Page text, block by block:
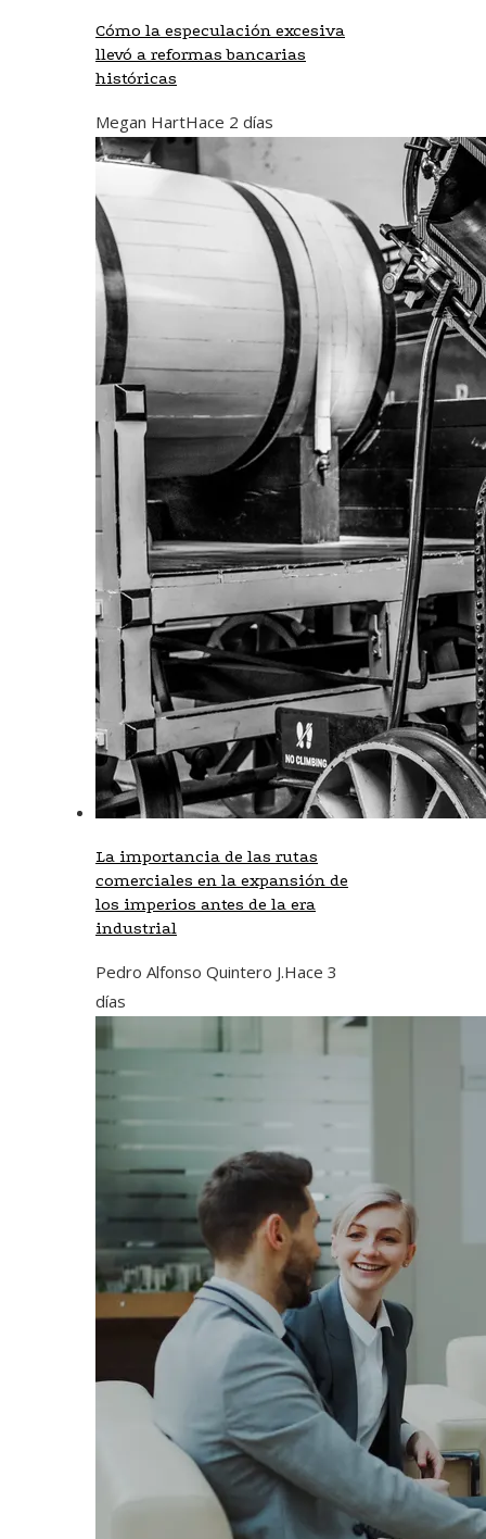
Cómo la especulación excesiva
llevó a reformas bancarias
históricas
Megan HartHace 2 días
La importancia de las rutas
comerciales en la expansión de
los imperios antes de la era
industrial
Pedro Alfonso Quintero J.Hace 3
días